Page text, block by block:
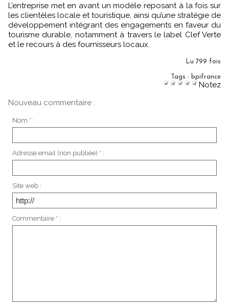
L’entreprise met en avant un modèle reposant à la fois sur
les clientèles locale et touristique, ainsi qu’une stratégie de
développement intégrant des engagements en faveur du
tourisme durable, notamment à travers le label Clef Verte
et le recours à des fournisseurs locaux.
Lu 799 fois
Tags : bpifrance
Notez
Nouveau commentaire :
Nom * :
Adresse email (non publiée) * :
Site web :
Commentaire * :